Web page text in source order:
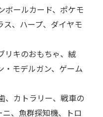
ボールカード、ポケモ
ス、ハープ、ダイヤモ
リキのおもちゃ、絨
・モデルガン、ゲーム
、カトラリー、戦車の
ニ、魚群探知機、トロ